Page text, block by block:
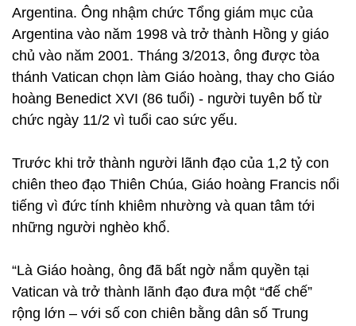
Argentina. Ông nhậm chức Tổng giám mục của
Argentina vào năm 1998 và trở thành Hồng y giáo
chủ vào năm 2001. Tháng 3/2013, ông được tòa
thánh Vatican chọn làm Giáo hoàng, thay cho Giáo
hoàng Benedict XVI (86 tuổi) - người tuyên bố từ
chức ngày 11/2 vì tuổi cao sức yếu.
Trước khi trở thành người lãnh đạo của 1,2 tỷ con
chiên theo đạo Thiên Chúa, Giáo hoàng Francis nổi
tiếng vì đức tính khiêm nhường và quan tâm tới
những người nghèo khổ.
“Là Giáo hoàng, ông đã bất ngờ nắm quyền tại
Vatican và trở thành lãnh đạo đưa một “đế chế”
rộng lớn – với số con chiên bằng dân số Trung